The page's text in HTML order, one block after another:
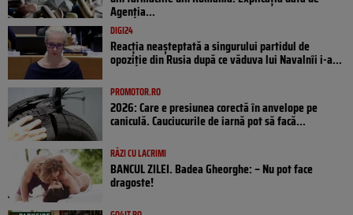
Agenția...
DIGI24
Reacția neașteptată a singurului partidul de
opoziţie din Rusia după ce văduva lui Navalnîi i-a...
PROMOTOR.RO
2026: Care e presiunea corectă în anvelope pe
caniculă. Cauciucurile de iarnă pot să facă...
RÂZI CU LACRIMI
BANCUL ZILEI. Badea Gheorghe: – Nu pot face
dragoste!